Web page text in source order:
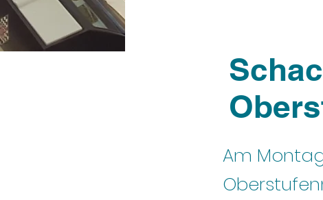
Am